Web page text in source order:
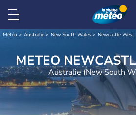
Météo Australie New South Wales Newcastle West
METEO
Australie (New South